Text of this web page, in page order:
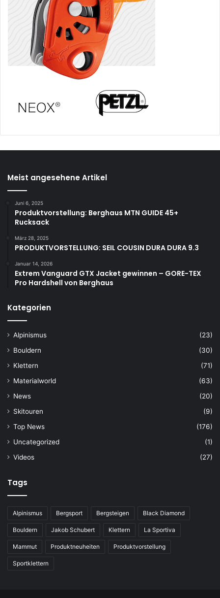
Meist angesehene Artikel
Juni 6, 2025
Produktvorstellung: Berghaus MTN GUIDE 45+
Rucksack
März 28, 2025
PRODUKTVORSTELLUNG: SEIL COUSIN DURA DURA 9.3
Januar 14, 2026
Extrem Vanguard GTX Jacket gewinnen – GORE-TEX
Pro Hardshell von Berghaus
Kategorien
Alpinismus
(23)
Bouldern
(30)
Klettern
(71)
Materialworld
(63)
News
(20)
Skitouren
(9)
Top News
(176)
Uncategorized
(1)
Videos
(27)
Tags
Alpinismus Bergsport Bergsteigen Black Diamond
Bouldern Jakob Schubert Klettern La Sportiva
Mammut Produktneuheiten Produktvorstellung
Sportklettern